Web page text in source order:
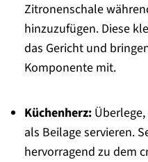
Zitronenschale
hinzuzufügen. Diese
das Gericht und
Komponente mit.
Küchenherz:Überlege,
als Beilage servieren.
hervorragend zu dem